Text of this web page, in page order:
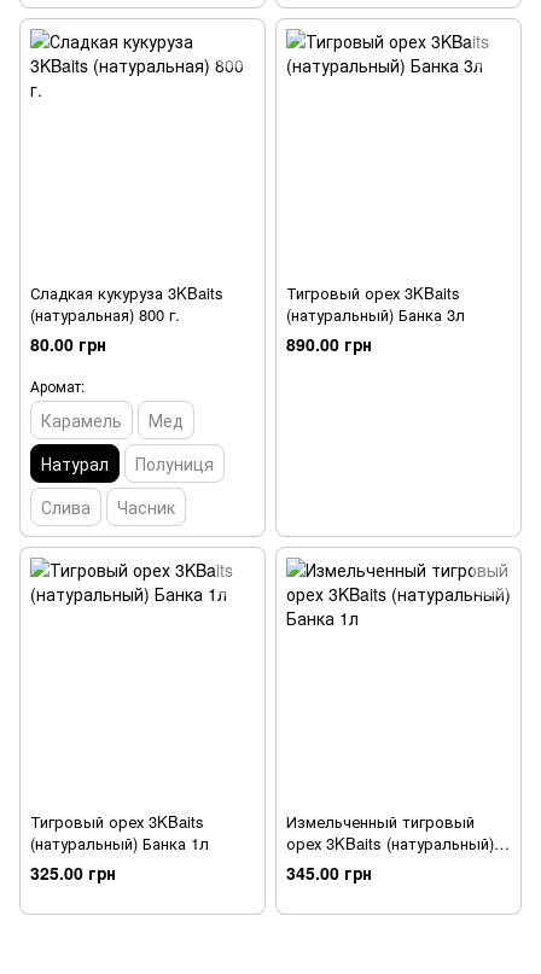
Сладкая кукуруза 3KBaits
(натуральная) 800 г.
80.00 грн
Аромат:
Карамель
Мед
Натурал
Полуниця
Слива
Часник
Тигровый орех 3KBaits
(натуральный) Банка 3л
890.00 грн
Тигровый орех 3KBaits
(натуральный) Банка 1л
325.00 грн
Измельченный тигровый
орех 3KBaits (натуральный)
Банка 1л
345.00 грн